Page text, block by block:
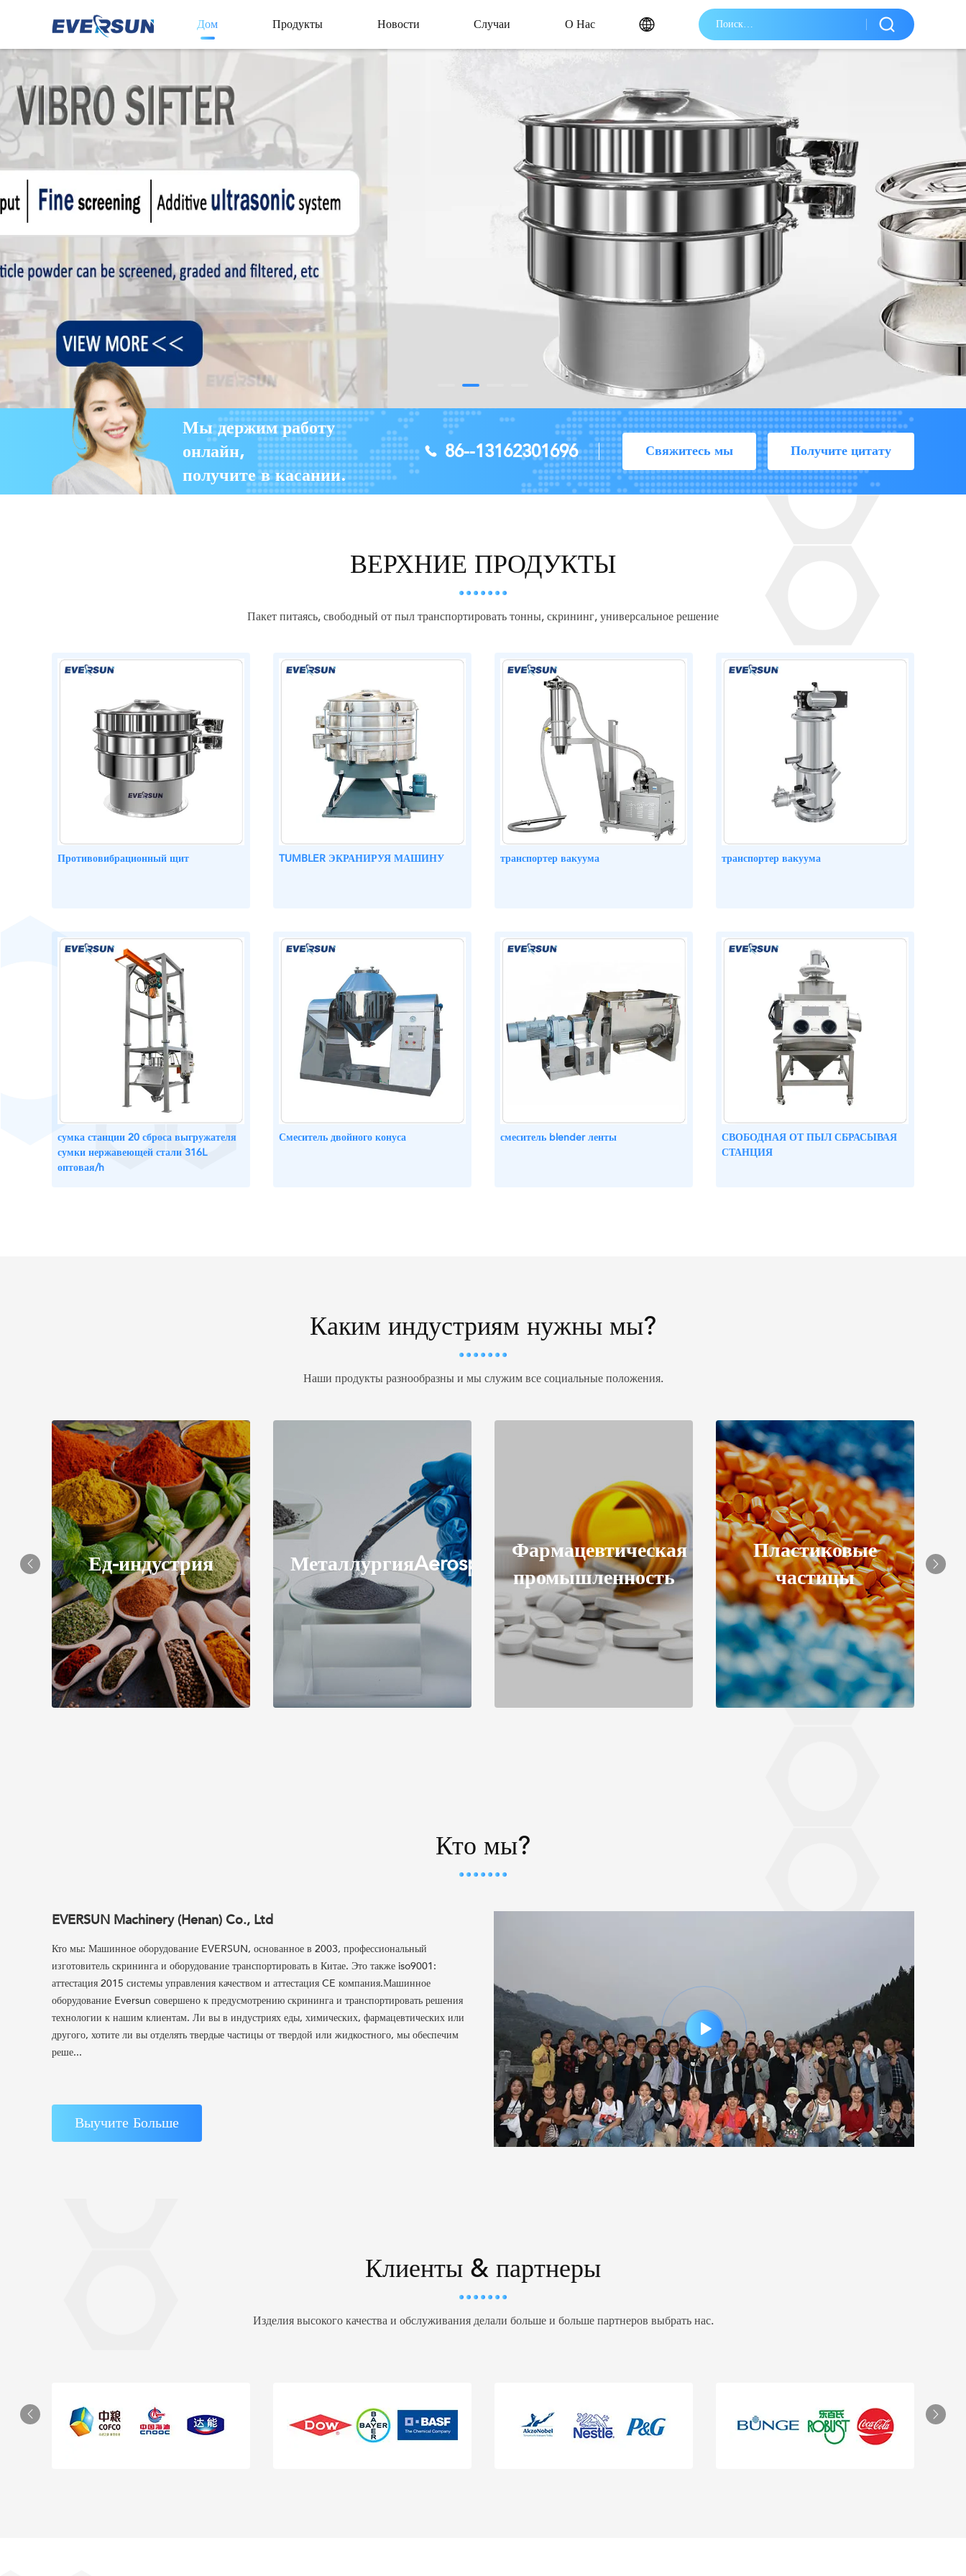
Дом Продукты Новости Случаи О Нас
Мы держим работу
онлайн,
получите в касании.
86--13162301696 Свяжитесь мы Получите цитату
ВЕРХНИЕ ПРОДУКТЫ
Пакет питаясь, свободный от пыл транспортировать тонны, скрининг, универсальное решение
Противовибрационный щит TUMBLER ЭКРАНИРУЯ МАШИНУ транспортер вакуума транспортер вакуума
сумка станции 20 сброса выгружателя
сумки нержавеющей стали 316L
оптовая/h
Смеситель двойного конуса смеситель blender ленты
СВОБОДНАЯ ОТ ПЫЛ СБРАСЫВАЯ
СТАНЦИЯ
Каким индустриям нужны мы?
Наши продукты разнообразны и мы служим все социальные положения.
МеталлургияAerospace Фармацевтическая
промышленность
Пластиковые
частицы
Металлургическая
промышленность
Кто мы?
EVERSUN Machinery (Henan) Co., Ltd
Кто мы: Машинное оборудование EVERSUN, основанное в 2003, профессиональный
изготовитель скрининга и оборудование транспортировать в Китае. Это также iso9001:
аттестация 2015 системы управления качеством и аттестация CE компания.Машинное
оборудование Eversun совершено к предусмотрению скрининга и транспортировать решения
технологии к нашим клиентам. Ли вы в индустриях еды, химических, фармацевтических или
другого, хотите ли вы отделять твердые частицы от твердой или жидкостного, мы обеспечим
реше...
Выучите Больше
Клиенты & партнеры
Изделия высокого качества и обслуживания делали больше и больше партнеров выбрать нас.